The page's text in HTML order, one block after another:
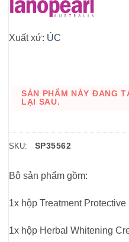
Xuất xứ: ÚC
SẢN PHẨM NÀY ĐANG
LẠI SAU.
SKU: SP35562
Bộ sản phẩm gồm:
1x hộp Treatment Protective
1x hộp Herbal Whitening